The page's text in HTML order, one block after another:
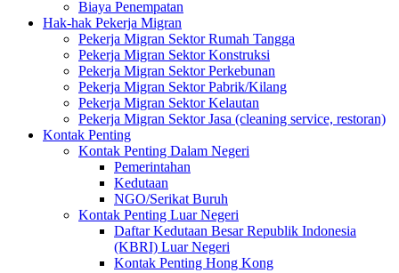
Biaya Penempatan
Hak-hak Pekerja Migran
Pekerja Migran Sektor Rumah Tangga
Pekerja Migran Sektor Konstruksi
Pekerja Migran Sektor Perkebunan
Pekerja Migran Sektor Pabrik/Kilang
Pekerja Migran Sektor Kelautan
Pekerja Migran Sektor Jasa (cleaning service, restoran)
Kontak Penting
Kontak Penting Dalam Negeri
Pemerintahan
Kedutaan
NGO/Serikat Buruh
Kontak Penting Luar Negeri
Daftar Kedutaan Besar Republik Indonesia
(KBRI) Luar Negeri
Kontak Penting Hong Kong